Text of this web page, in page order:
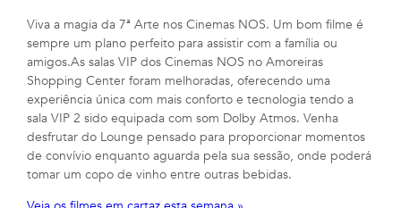
Viva a magia da 7ª Arte nos Cinemas NOS. Um bom filme é
sempre um plano perfeito para assistir com a família ou
amigos.As salas VIP dos Cinemas NOS no Amoreiras
Shopping Center foram melhoradas, oferecendo uma
experiência única com mais conforto e tecnologia tendo a
sala VIP 2 sido equipada com som Dolby Atmos. Venha
desfrutar do Lounge pensado para proporcionar momentos
de convívio enquanto aguarda pela sua sessão, onde poderá
tomar um copo de vinho entre outras bebidas.